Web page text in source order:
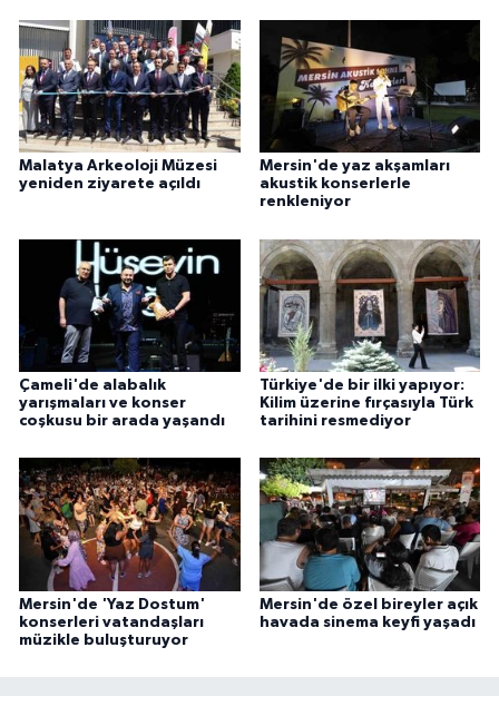
Malatya Arkeoloji Müzesi
yeniden ziyarete açıldı
Mersin'de yaz akşamları
akustik konserlerle
renkleniyor
Çameli'de alabalık
yarışmaları ve konser
coşkusu bir arada yaşandı
Türkiye'de bir ilki yapıyor:
Kilim üzerine fırçasıyla Türk
tarihini resmediyor
Mersin'de 'Yaz Dostum'
konserleri vatandaşları
müzikle buluşturuyor
Mersin'de özel bireyler açık
havada sinema keyfi yaşadı